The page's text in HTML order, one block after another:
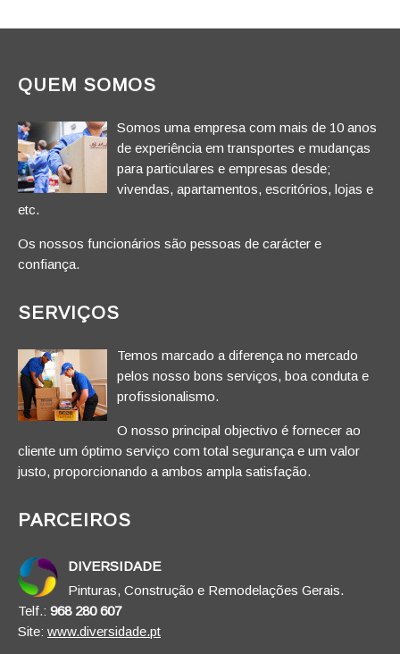
QUEM SOMOS
Somos uma empresa com mais de 10 anos
de experiência em transportes e mudanças
para particulares e empresas desde;
vivendas, apartamentos, escritórios, lojas e
etc.
Os nossos funcionários são pessoas de carácter e
confiança.
SERVIÇOS
Temos marcado a diferença no mercado
pelos nosso bons serviços, boa conduta e
profissionalismo.
O nosso principal objectivo é fornecer ao
cliente um óptimo serviço com total segurança e um valor
justo, proporcionando a ambos ampla satisfação.
PARCEIROS
DIVERSIDADE
Pinturas, Construção e Remodelações Gerais.
Telf.: 968 280 607
Site: www.diversidade.pt